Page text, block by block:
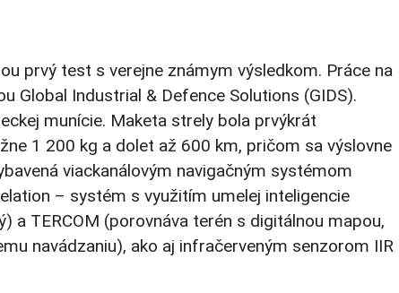
prvý test s verejne známym výsledkom. Práce na
Global Industrial & Defence Solutions (GIDS).
munície. Maketa strely bola prvýkrát
1 200 kg a dolet až 600 km, pričom sa výslovne
viackanálovým navigačným systémom
– systém s využitím umelej inteligencie
a TERCOM (porovnáva terén s digitálnou mapou,
navádzaniu), ako aj infračerveným senzorom IIR